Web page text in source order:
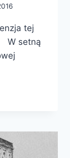
tej
W setną